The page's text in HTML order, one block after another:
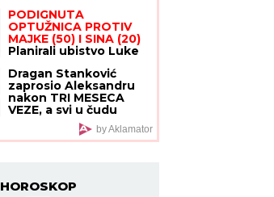
zakazali operaciju kad
su shvatili stanje
stvari", ovo je samo
jednom pričala
PODIGNUTA
OPTUŽNICA PROTIV
MAJKE (50) I SINA (20)
Planirali ubistvo Luke
arsenal oružja,
otkriven i PAKLENI
PLAN koji su skovali
Dragan Stanković
zaprosio Aleksandru
nakon TRI MESECA
VEZE, a svi u čudu
KOLIKO JE ONA
ZAPRAVO MLAĐA OD
NJEGA!
by Aklamator
HOROSKOP